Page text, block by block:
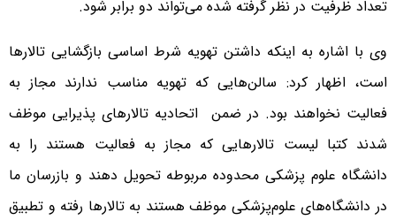
تعداد ظرفیت در نظر گرفته شده می‌تواند دو برابر شود.‌
وی با اشاره به اینکه داشتن تهویه شرط اساسی بازگشایی تالارها
است، اظهار کرد: سالن‌هایی که تهویه مناسب ندارند مجاز به
فعالیت نخواهند بود. در ضمن اتحادیه تالارهای پذیرایی موظف
شدند کتبا لیست تالارهایی که مجاز به فعالیت هستند را به
دانشگاه علوم پزشکی محدوده مربوطه تحویل دهند و بازرسان ما
در دانشگاه‌های علوم‌پزشکی موظف هستند به تالارها رفته و تطبیق